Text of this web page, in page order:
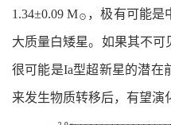
1.34±0.09 M☉ ，极有可能是
大质量白矮星。如果其不
很可能是Ia型超新星的潜在
来发生物质转移后，有望演